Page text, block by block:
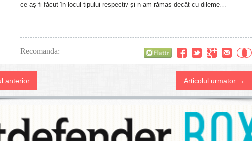
ce aș fi făcut în locul tipului respectiv și n-am rămas decât cu dileme…
Recomanda:
anterior Articolul urmator →